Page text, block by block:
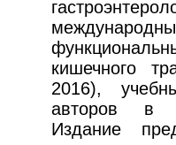
кишечного
2016),
авторов в
Издание